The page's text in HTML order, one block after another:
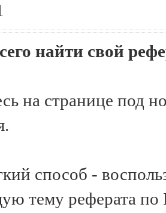
найти свой
на странице под
способ -
тему реферата по